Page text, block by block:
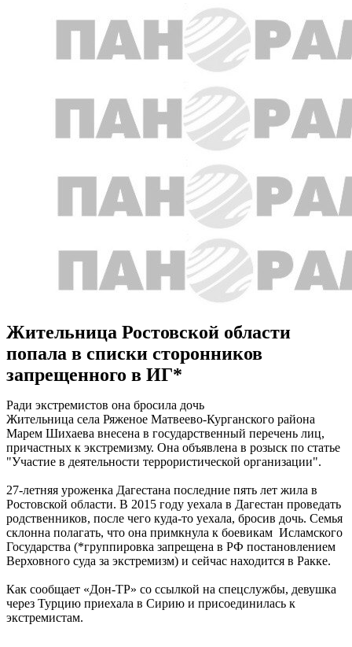
Жительница Ростовской области
попала в списки сторонников
запрещенного в ИГ*
Ради экстремистов она бросила дочь
Жительница села Ряженое Матвеево-Курганского района
Марем Шихаева внесена в государственный перечень лиц,
причастных к экстремизму. Она объявлена в розыск по статье
"Участие в деятельности террористической организации".
27-летняя уроженка Дагестана последние пять лет жила в
Ростовской области. В 2015 году уехала в Дагестан проведать
родственников, после чего куда-то уехала, бросив дочь. Семья
склонна полагать, что она примкнула к боевикам Исламского
Государства (*группировка запрещена в РФ постановлением
Верховного суда за экстремизм) и сейчас находится в Ракке.
Как сообщает «Дон-ТР» со ссылкой на спецслужбы, девушка
через Турцию приехала в Сирию и присоединилась к
экстремистам.